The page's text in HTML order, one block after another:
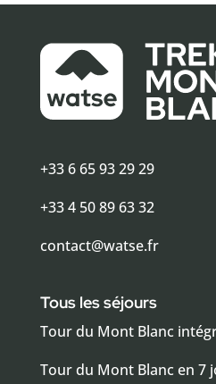
+33 6 65 93 29 29
+33 4 50 89 63 32
contact@watse.fr
Tous les séjours
Tour du Mont Blanc
Tour du Mont Blanc en 7